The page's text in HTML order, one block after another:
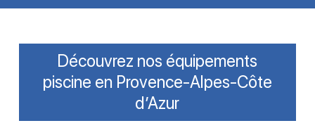
Découvrez nos équipements
piscine en Provence-Alpes-Côte
d’Azur